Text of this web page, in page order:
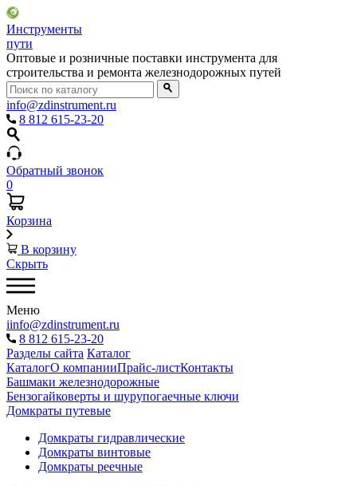
Инструменты
пути
Оптовые и розничные поставки инструмента для
строительства и ремонта железнодорожных путей
info@zdinstrument.ru
8 812 615-23-20
Обратный звонок
0
Корзина
В корзину
Скрыть
Меню
iinfo@zdinstrument.ru
8 812 615-23-20
Разделы сайта Каталог
КаталогО компанииПрайс-листКонтакты
Башмаки железнодорожные
Бензогайковерты и шурупогаечные ключи
Домкраты путевые
Домкраты гидравлические
Домкраты винтовые
Домкраты реечные